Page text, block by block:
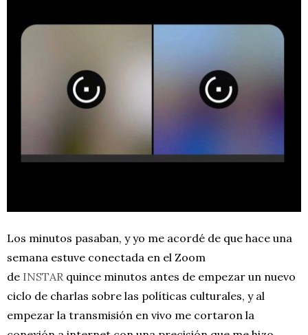
Los minutos pasaban, y yo me acordé de que hace una
semana estuve conectada en el Zoom
de INSTAR quince minutos antes de empezar un nuevo
ciclo de charlas sobre las políticas culturales, y al
empezar la transmisión en vivo me cortaron la